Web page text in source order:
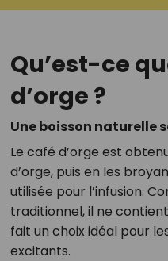
Qu’est-ce
d’orge ?
Une boisson naturelle
Le café d’orge est
d’orge, puis en les
utilisée pour l’infusion.
traditionnel, il ne
fait un choix idéal pour
excitants.